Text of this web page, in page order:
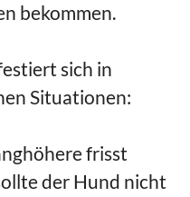
bekommen.
sich in
Situationen:
frisst
der Hund nicht